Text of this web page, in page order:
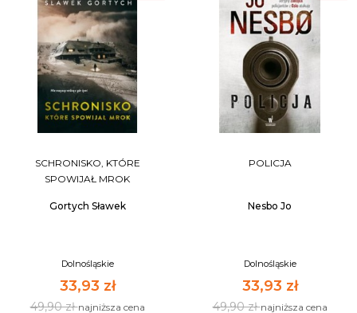
SCHRONISKO, KTÓRE
SPOWIJAŁ MROK
Gortych Sławek
Dolnośląskie
33,93 zł
49,90 złnajniższa cena
POLICJA
Nesbo Jo
Dolnośląskie
33,93 zł
49,90 złnajniższa cena